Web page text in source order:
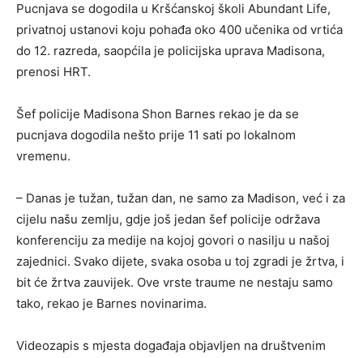
Pucnjava se dogodila u Kršćanskoj školi Abundant Life,
privatnoj ustanovi koju pohađa oko 400 učenika od vrtića
do 12. razreda, saopćila je policijska uprava Madisona,
prenosi HRT.
Šef policije Madisona Shon Barnes rekao je da se
pucnjava dogodila nešto prije 11 sati po lokalnom
vremenu.
– Danas je tužan, tužan dan, ne samo za Madison, već i za
cijelu našu zemlju, gdje još jedan šef policije održava
konferenciju za medije na kojoj govori o nasilju u našoj
zajednici. Svako dijete, svaka osoba u toj zgradi je žrtva, i
bit će žrtva zauvijek. Ove vrste traume ne nestaju samo
tako, rekao je Barnes novinarima.
Videozapis s mjesta događaja objavljen na društvenim